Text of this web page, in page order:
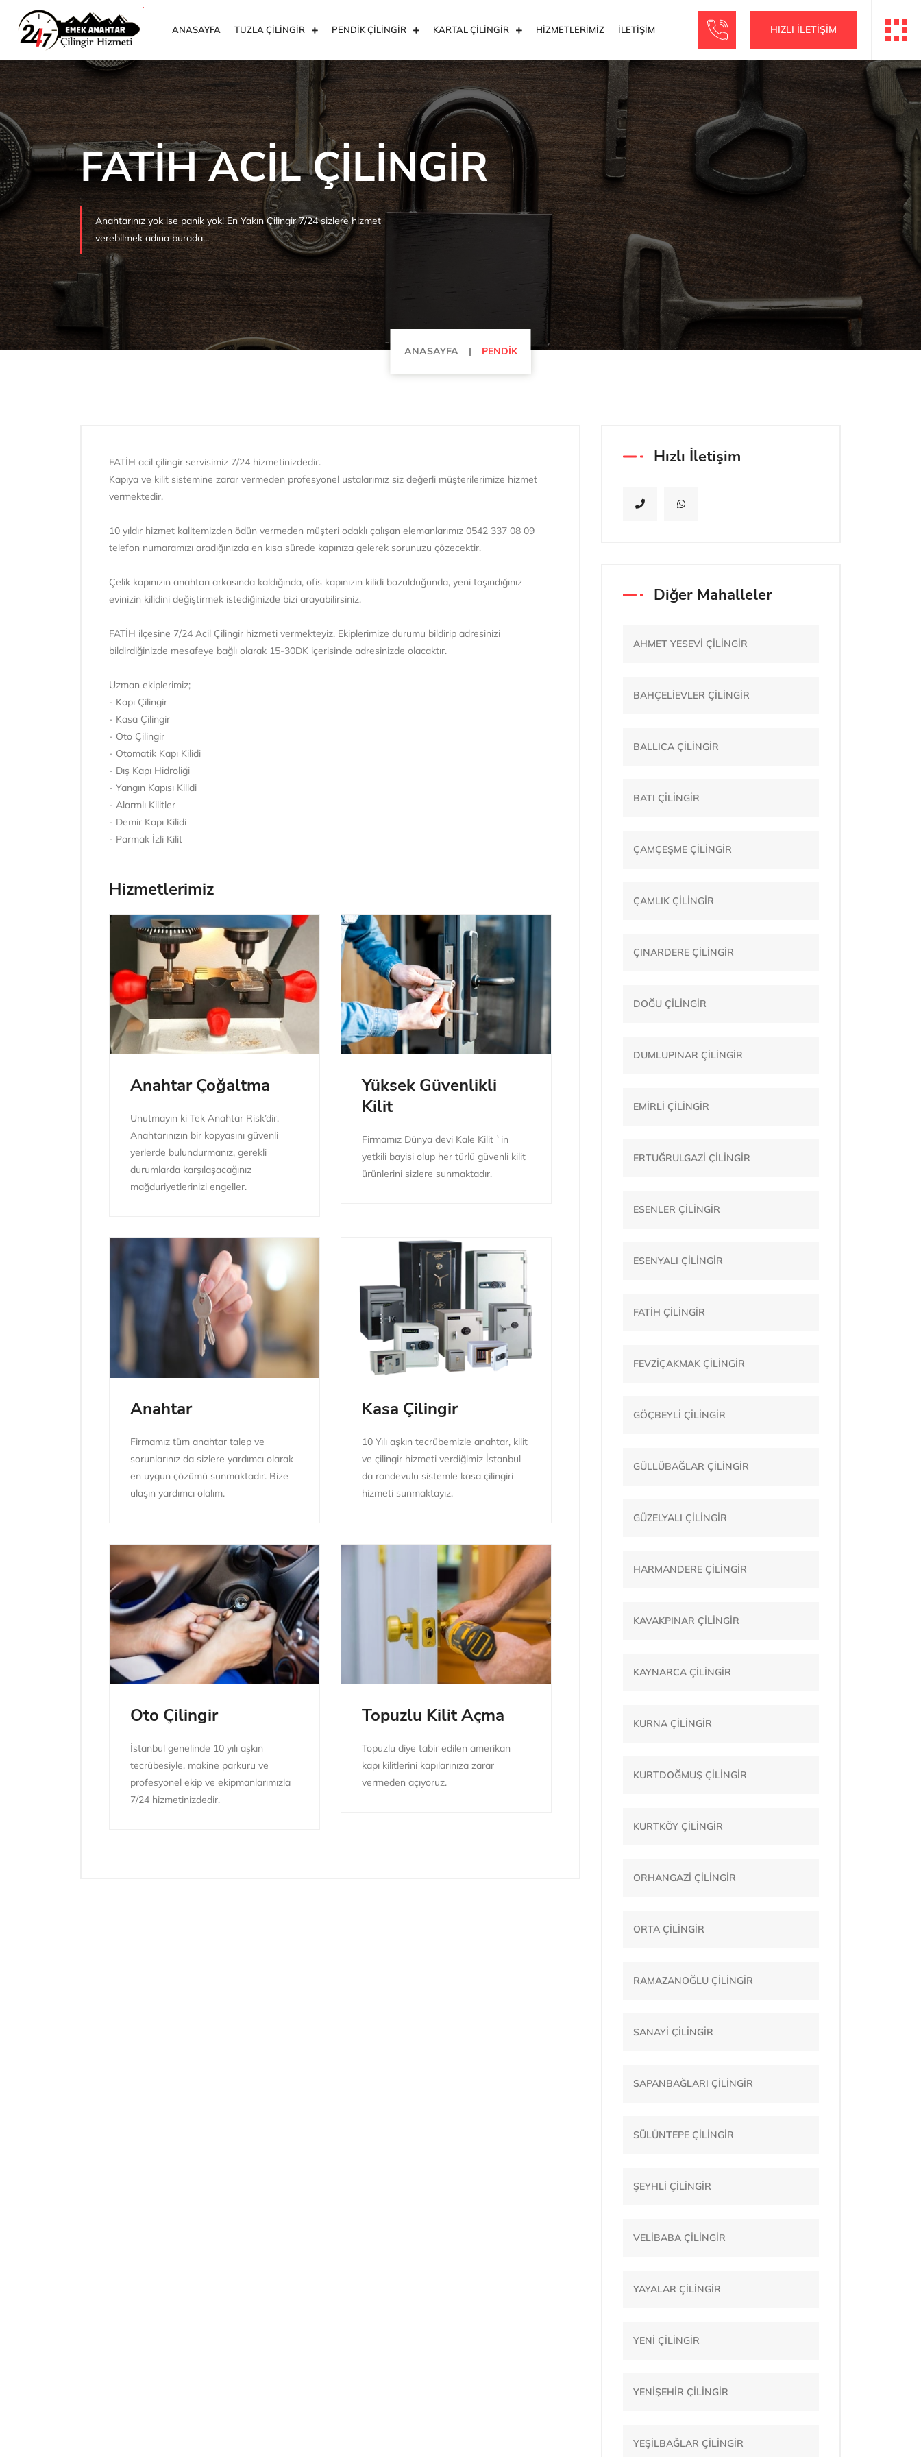
ANASAYFA TUZLA ÇİLİNGİR PENDİK ÇİLİNGİR KARTAL ÇİLİNGİR HİZMETLERİMİZ İLETİŞİM HIZLI İLETİŞİM
FATİH ACİL ÇİLİNGİR
Anahtarınız yok ise panik yok! En Yakın Çilingir 7/24 sizlere hizmet
verebilmek adına burada...
ANASAYFA PENDİK
FATİH acil çilingir servisimiz 7/24 hizmetinizdedir.
Kapıya ve kilit sistemine zarar vermeden profesyonel ustalarımız siz değerli müşterilerimize hizmet
vermektedir.
10 yıldır hizmet kalitemizden ödün vermeden müşteri odaklı çalışan elemanlarımız 0542 337 08 09
telefon numaramızı aradığınızda en kısa sürede kapınıza gelerek sorunuzu çözecektir.
Çelik kapınızın anahtarı arkasında kaldığında, ofis kapınızın kilidi bozulduğunda, yeni taşındığınız
evinizin kilidini değiştirmek istediğinizde bizi arayabilirsiniz.
FATİH ilçesine 7/24 Acil Çilingir hizmeti vermekteyiz. Ekiplerimize durumu bildirip adresinizi
bildirdiğinizde mesafeye bağlı olarak 15-30DK içerisinde adresinizde olacaktır.
Uzman ekiplerimiz;
- Kapı Çilingir
- Kasa Çilingir
- Oto Çilingir
- Otomatik Kapı Kilidi
- Dış Kapı Hidroliği
- Yangın Kapısı Kilidi
- Alarmlı Kilitler
- Demir Kapı Kilidi
- Parmak İzli Kilit
Hizmetlerimiz
Anahtar Çoğaltma
Unutmayın ki Tek Anahtar Risk’dir.
Anahtarınızın bir kopyasını güvenli
yerlerde bulundurmanız, gerekli
durumlarda karşılaşacağınız
mağduriyetlerinizi engeller.
Yüksek Güvenlikli
Kilit
Firmamız Dünya devi Kale Kilit `in
yetkili bayisi olup her türlü güvenli kilit
ürünlerini sizlere sunmaktadır.
Anahtar
Firmamız tüm anahtar talep ve
sorunlarınız da sizlere yardımcı olarak
en uygun çözümü sunmaktadır. Bize
ulaşın yardımcı olalım.
Kasa Çilingir
10 Yılı aşkın tecrübemizle anahtar, kilit
ve çilingir hizmeti verdiğimiz İstanbul
da randevulu sistemle kasa çilingiri
hizmeti sunmaktayız.
Oto Çilingir
İstanbul genelinde 10 yılı aşkın
tecrübesiyle, makine parkuru ve
profesyonel ekip ve ekipmanlarımızla
7/24 hizmetinizdedir.
Topuzlu Kilit Açma
Topuzlu diye tabir edilen amerikan
kapı kilitlerini kapılarınıza zarar
vermeden açıyoruz.
Hızlı İletişim
Diğer Mahalleler
AHMET YESEVİ ÇİLİNGİR
BAHÇELİEVLER ÇİLİNGİR
BALLICA ÇİLİNGİR
BATI ÇİLİNGİR
ÇAMÇEŞME ÇİLİNGİR
ÇAMLIK ÇİLİNGİR
ÇINARDERE ÇİLİNGİR
DOĞU ÇİLİNGİR
DUMLUPINAR ÇİLİNGİR
EMİRLİ ÇİLİNGİR
ERTUĞRULGAZİ ÇİLİNGİR
ESENLER ÇİLİNGİR
ESENYALI ÇİLİNGİR
FATİH ÇİLİNGİR
FEVZİÇAKMAK ÇİLİNGİR
GÖÇBEYLİ ÇİLİNGİR
GÜLLÜBAĞLAR ÇİLİNGİR
GÜZELYALI ÇİLİNGİR
HARMANDERE ÇİLİNGİR
KAVAKPINAR ÇİLİNGİR
KAYNARCA ÇİLİNGİR
KURNA ÇİLİNGİR
KURTDOĞMUŞ ÇİLİNGİR
KURTKÖY ÇİLİNGİR
ORHANGAZİ ÇİLİNGİR
ORTA ÇİLİNGİR
RAMAZANOĞLU ÇİLİNGİR
SANAYİ ÇİLİNGİR
SAPANBAĞLARI ÇİLİNGİR
SÜLÜNTEPE ÇİLİNGİR
ŞEYHLİ ÇİLİNGİR
VELİBABA ÇİLİNGİR
YAYALAR ÇİLİNGİR
YENİ ÇİLİNGİR
YENİŞEHİR ÇİLİNGİR
YEŞİLBAĞLAR ÇİLİNGİR